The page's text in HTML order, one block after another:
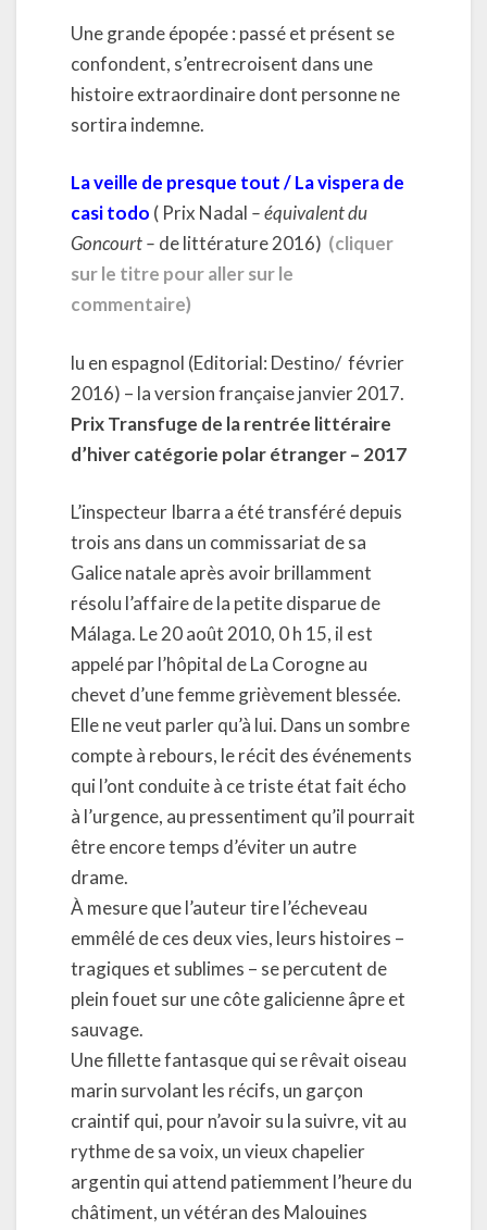
Une grande épopée : passé et présent se
confondent, s’entrecroisent dans une
histoire extraordinaire dont personne ne
sortira indemne.
La veille de presque tout / La vispera de
casi todo ( Prix Nadal – équivalent du
Goncourt – de littérature 2016) (cliquer
sur le titre pour aller sur le
commentaire)
lu en espagnol (Editorial: Destino/ février
2016) – la version française janvier 2017.
Prix Transfuge de la rentrée littéraire
d’hiver catégorie polar étranger – 2017
L’inspecteur Ibarra a été transféré depuis
trois ans dans un commissariat de sa
Galice natale après avoir brillamment
résolu l’affaire de la petite disparue de
Málaga. Le 20 août 2010, 0 h 15, il est
appelé par l’hôpital de La Corogne au
chevet d’une femme grièvement blessée.
Elle ne veut parler qu’à lui. Dans un sombre
compte à rebours, le récit des événements
qui l’ont conduite à ce triste état fait écho
à l’urgence, au pressentiment qu’il pourrait
être encore temps d’éviter un autre
drame.
À mesure que l’auteur tire l’écheveau
emmêlé de ces deux vies, leurs histoires –
tragiques et sublimes – se percutent de
plein fouet sur une côte galicienne âpre et
sauvage.
Une fillette fantasque qui se rêvait oiseau
marin survolant les récifs, un garçon
craintif qui, pour n’avoir su la suivre, vit au
rythme de sa voix, un vieux chapelier
argentin qui attend patiemment l’heure du
châtiment, un vétéran des Malouines